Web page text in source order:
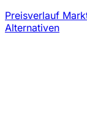
Preisverlauf
Alternativen